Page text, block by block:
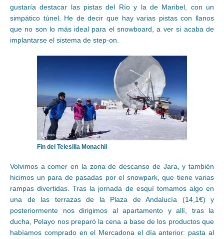
gustaría destacar las pistas del Río y la de Maribel, con un
simpático túnel. He de decir que hay varias pistas con llanos
que no son lo más ideal para el snowboard, a ver si acaba de
implantarse el sistema de step-on.
Fin del Telesilla Monachil
Volvimos a comer en la zona de descanso de Jara, y también
hicimos un para de pasadas por el snowpark, que tiene varias
rampas divertidas. Tras la jornada de esquí tomamos algo en
una de las terrazas de la Plaza de Andalucía (14,1€) y
posteriormente nos dirigimos al apartamento y allí, tras la
ducha, Pelayo nos preparó la cena a base de los productos que
habíamos comprado en el Mercadona el día anterior: pasta al